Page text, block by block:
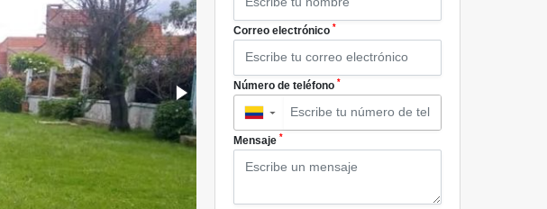
Correo electrónico *
Número de teléfono *
▼
Mensaje *